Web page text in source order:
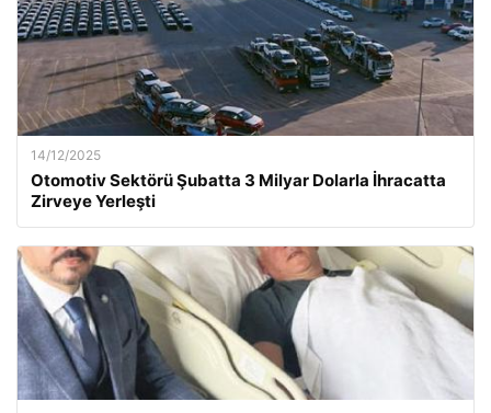
14/12/2025
Otomotiv Sektörü Şubatta 3 Milyar Dolarla İhracatta
Zirveye Yerleşti